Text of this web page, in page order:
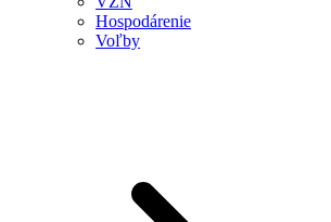
Hospodárenie
Voľby